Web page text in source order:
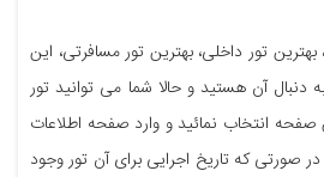
تور داخلی، بهترین تور مسافرتی، این
آن هستید و حالا شما می توانید تور
صفحه انتخاب نمائید و وارد صفحه اطلاعات
صورتی که تاریخ اجرایی برای آن تور وجود